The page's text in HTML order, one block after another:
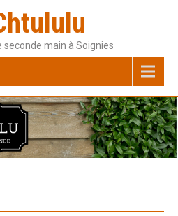
seconde main à Soignies